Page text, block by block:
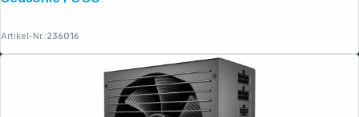
Artikel-Nr.:236016